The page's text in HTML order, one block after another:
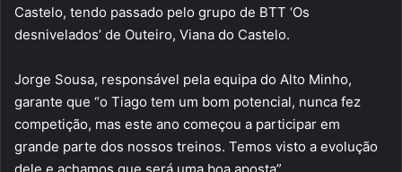
Castelo, tendo passado pelo grupo de BTT ‘Os
desnivelados’ de Outeiro, Viana do Castelo.
Jorge Sousa, responsável pela equipa do Alto Minho,
garante que “o Tiago tem um bom potencial, nunca fez
competição, mas este ano começou a participar em
grande parte dos nossos treinos. Temos visto a evolução